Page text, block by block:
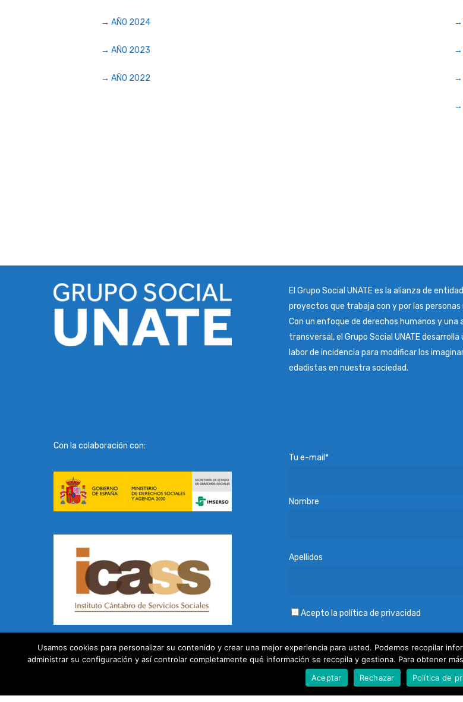
→ AÑO 2024
→ AÑO 2023
→ AÑO 2022
→
→
→
→
El Grupo Social UNATE es la alianza de
proyectos que trabaja con y por las personas
Con un enfoque de derechos humanos y una
transversal, el Grupo Social UNATE
labor de incidencia para modificar los
edadistas en nuestra sociedad.
Con la colaboración con:
Formamos parte de:
Tu e-mail*
Nombre
Apellidos
Acepto la política de privacidad
Usamos cookies para personalizar su contenido y crear una mejor experiencia para usted. Podemos recopilar
administrar su configuración y así controlar completamente qué información se recopila y gestiona. Para obtener
Aceptar
Rechazar Política de